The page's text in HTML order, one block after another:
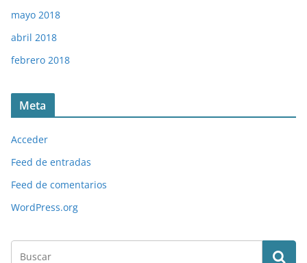
mayo 2018
abril 2018
febrero 2018
Meta
Acceder
Feed de entradas
Feed de comentarios
WordPress.org